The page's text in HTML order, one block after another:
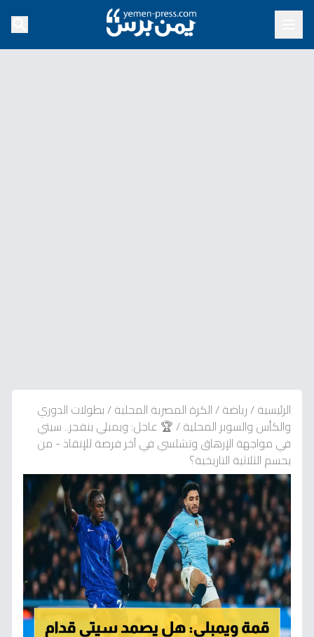
الرئيسية/رياضة/الكرة المصرية المحلية/بطولات الدوري
والكأس والسوبر المحلية/🏆 عاجل: ويمبلي ينفجر.. سيتي
في مواجهة الإرهاق وتشلسي في آخر فرصة للإنقاذ - من
يحسم الثلاثية التاريخية؟